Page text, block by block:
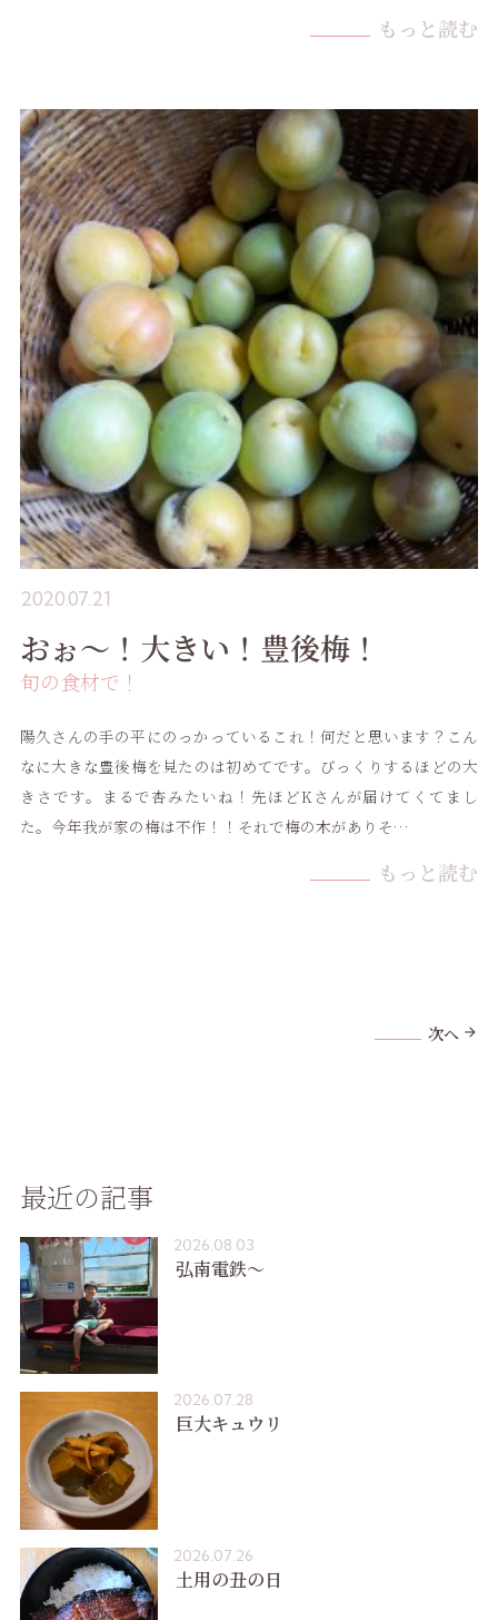
もっと読む
2020.07.21
おぉ〜！大きい！豊後梅！
旬の食材で！
陽久さんの手の平にのっかっているこれ！何だと思います？こん
なに大きな豊後梅を見たのは初めてです。びっくりするほどの大
きさです。まるで杏みたいね！先ほどKさんが届けてくてまし
た。今年我が家の梅は不作！！それで梅の木がありそ…
もっと読む
次へ arrow_forward
最近の記事
2026.08.03
弘南電鉄〜
2026.07.28
巨大キュウリ
2026.07.26
土用の丑の日